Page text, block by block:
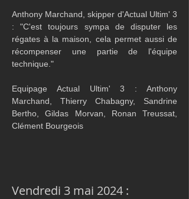
Anthony Marchand, skipper d'Actual Ultim' 3
: "C'est toujours sympa de disputer les
régates à la maison, cela permet aussi de
récompenser une partie de l'équipe
technique."
Equipage Actual Ultim' 3 : Anthony
Marchand, Thierry Chabagny, Sandrine
Bertho, Gildas Morvan, Ronan Treussat,
Clément Bourgeois
Vendredi 3 mai 2024 :